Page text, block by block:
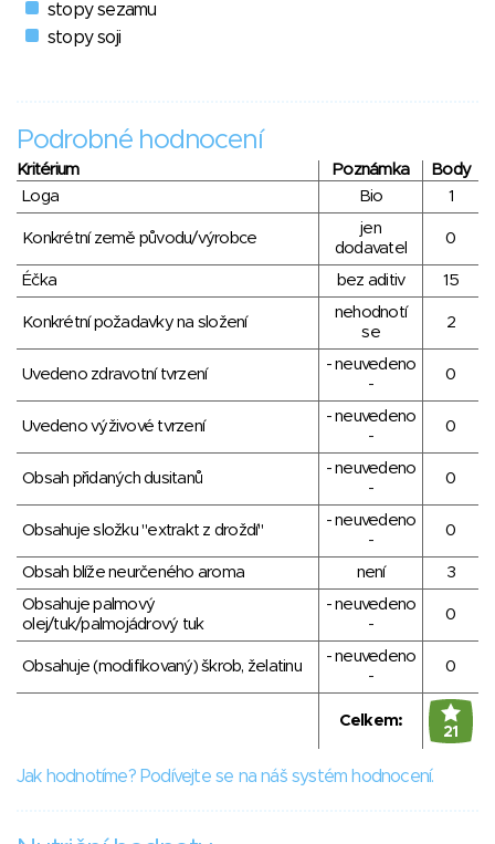
stopy sezamu
stopy soji
Podrobné hodnocení
Kritérium Poznámka
Body
Loga
Bio 1
Konkrétní země původu/výrobce
jen
dodavatel
0
Éčka bez aditiv 15
Konkrétní požadavky na složení
nehodnotí
se
2
Uvedeno zdravotní tvrzení
- neuvedeno
-
0
Uvedeno výživové tvrzení
- neuvedeno
-
0
Obsah přidaných dusitanů
- neuvedeno
-
0
Obsahuje složku "extrakt z droždí"
- neuvedeno
-
0
Obsah blíže neurčeného aroma není
3
Obsahuje palmový
olej/tuk/palmojádrový tuk
- neuvedeno
-
0
Obsahuje (modifikovaný) škrob, želatinu
- neuvedeno
-
0
Celkem:
21
Jak hodnotíme? Podívejte se na náš systém hodnocení.